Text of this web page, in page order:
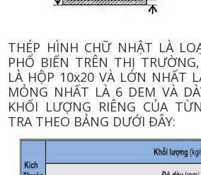
THÉP HÌNH CHỮ NHẬT LÀ
PHỔ BIẾN TRÊN THỊ
LÀ HỘP 10x20 VÀ LỚN NHẤT
MỎNG NHẤT LÀ 6 DEM VÀ
KHỐI LƯỢNG RIÊNG CỦA
TRA THEO BẢNG DƯỚI ĐÂY: